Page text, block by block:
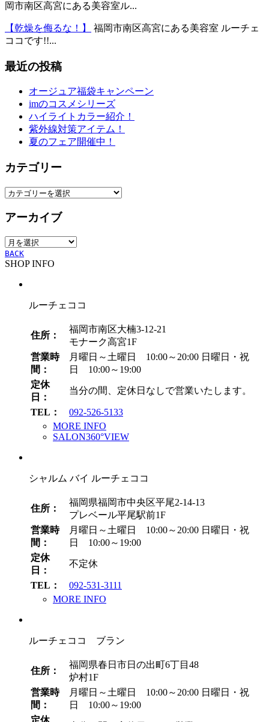
岡市南区高宮にある美容室ル...
【乾燥を侮るな！】
福岡市南区高宮にある美容室 ルーチェ
ココです!!...
最近の投稿
オージュア福袋キャンペーン
imのコスメシリーズ
ハイライトカラー紹介！
紫外線対策アイテム！
夏のフェア開催中！
カテゴリー
カ
ゴ
ー
アーカイブ
ア
ー
カ
BACK
SHOP INFO
ルーチェココ
住所：
福岡市南区大楠3-12-21
モナーク高宮1F
営業時
間：
月曜日～土曜日 10:00～20:00 日曜日・祝
日 10:00～19:00
定休
日：
当分の間、定休日なしで営業いたします。
TEL：
092-526-5133
MORE INFO
SALON360°VIEW
シャルム バイ ルーチェココ
住所：
福岡県福岡市中央区平尾2-14-13
プレベール平尾駅前1F
営業時
間：
月曜日～土曜日 10:00～20:00 日曜日・祝
日 10:00～19:00
定休
日：
不定休
TEL：
092-531-3111
MORE INFO
ルーチェココ ブラン
住所：
福岡県春日市日の出町6丁目48
炉村1F
営業時
間：
月曜日～土曜日 10:00～20:00 日曜日・祝
日 10:00～19:00